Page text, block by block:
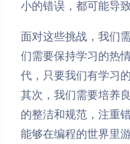
小的错误，都可能导
面对这些挑战，我们
们需要保持学习的热
代，只要我们有学习
其次，我们需要培养
的整洁和规范，注重
能够在编程的世界里游